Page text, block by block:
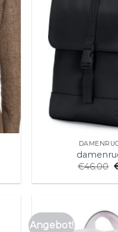
€46.00
Angebot!